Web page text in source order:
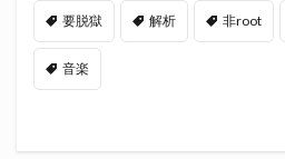
要脱獄 解析 非root
音楽